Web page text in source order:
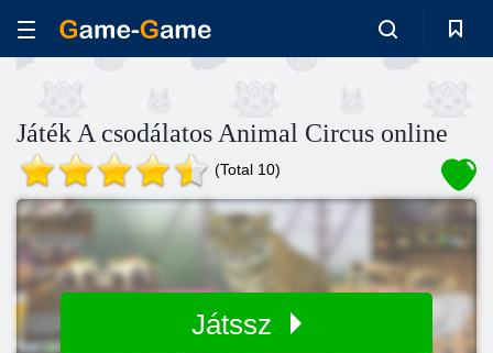
Játék A csodálatos Animal Circus online
(Total 10)
Játssz